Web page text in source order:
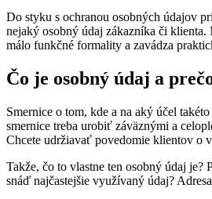
Do styku s ochranou osobných údajov
nejaký osobný údaj zákazníka či
málo funkčné formality a zavádza
Čo je osobný údaj a
Smernice o tom, kde a na aký účel
smernice treba urobiť záväznými a
Chcete udržiavať povedomie klientov o
Takže, čo to vlastne ten osobný údaj je?
snáď najčastejšie využívaný údaj?